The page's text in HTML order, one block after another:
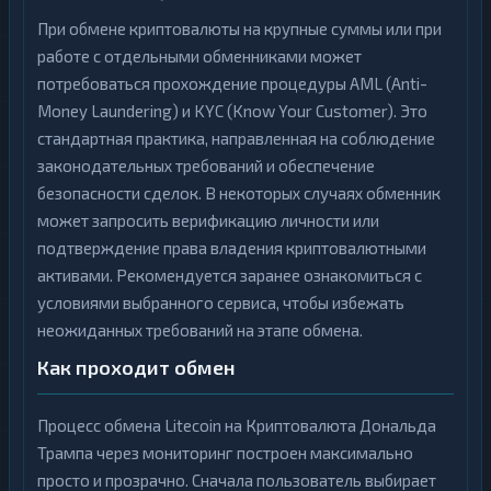
При обмене криптовалюты на крупные суммы или при
работе с отдельными обменниками может
потребоваться прохождение процедуры AML (Anti-
Money Laundering) и KYC (Know Your Customer). Это
стандартная практика, направленная на соблюдение
законодательных требований и обеспечение
безопасности сделок. В некоторых случаях обменник
может запросить верификацию личности или
подтверждение права владения криптовалютными
активами. Рекомендуется заранее ознакомиться с
условиями выбранного сервиса, чтобы избежать
неожиданных требований на этапе обмена.
Как проходит обмен
Процесс обмена Litecoin на Криптовалюта Дональда
Трампа через мониторинг построен максимально
просто и прозрачно. Сначала пользователь выбирает